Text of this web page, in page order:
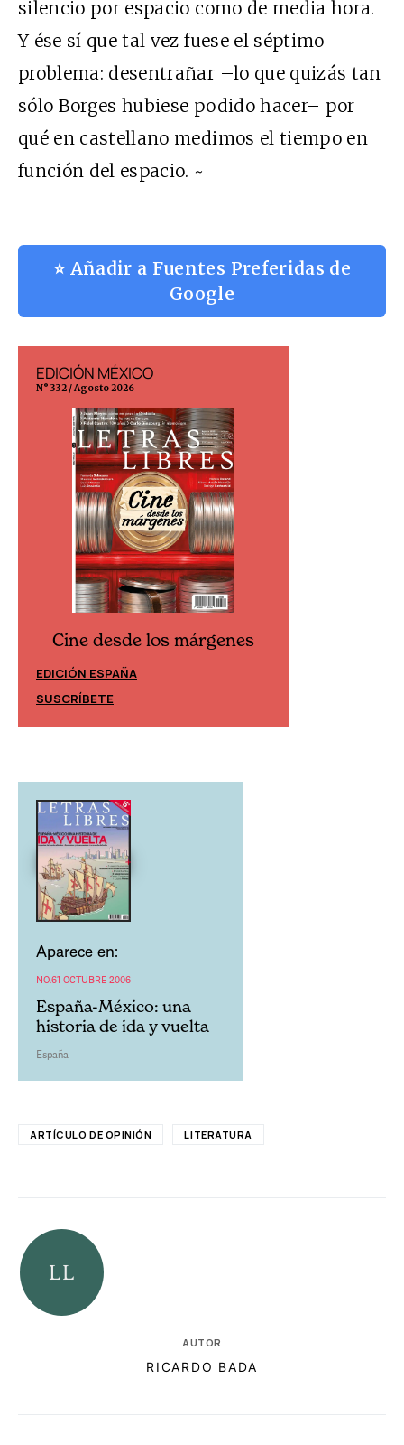
silencio por espacio como de media hora.
Y ése sí que tal vez fuese el séptimo
problema: desentrañar –lo que quizás tan
sólo Borges hubiese podido hacer– por
qué en castellano medimos el tiempo en
función del espacio. ~
⭐ Añadir a Fuentes Preferidas de
Google
EDICIÓN MÉXICO
N° 332 / Agosto 2026
Cine desde los márgenes
EDICIÓN ESPAÑA
SUSCRÍBETE
Aparece en:
NO.61 OCTUBRE 2006
España-México: una
historia de ida y vuelta
España
ARTÍCULO DE OPINIÓN LITERATURA
AUTOR
RICARDO BADA